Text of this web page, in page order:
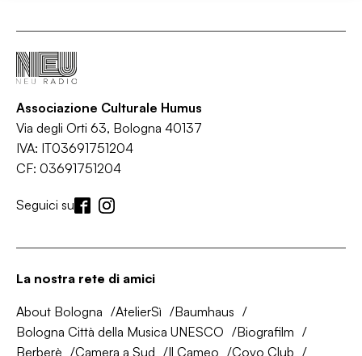
Associazione Culturale Humus
Via degli Orti 63, Bologna 40137
IVA: IT03691751204
CF: 03691751204
Seguici su
La nostra rete di amici
About Bologna AtelierSì
Baumhaus
Bologna Città della Musica UNESCO
Biografilm
Berberè
Camera a Sud Il Cameo
Covo Club